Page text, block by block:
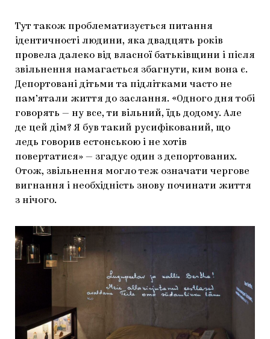
Тут також проблематизується питання
ідентичності людини, яка двадцять років
провела далеко від власної батьківщини і після
звільнення намагається збагнути, ким вона є.
Депортовані дітьми та підлітками часто не
пам’ятали життя до заслання. «Одного дня тобі
говорять — ну все, ти вільний, їдь додому. Але
де цей дім? Я був такий русифікований, що
ледь говорив естонською і не хотів
повертатися» — згадує один з депортованих.
Отож, звільнення могло теж означати чергове
вигнання і необхідність знову починати життя
з нічого.